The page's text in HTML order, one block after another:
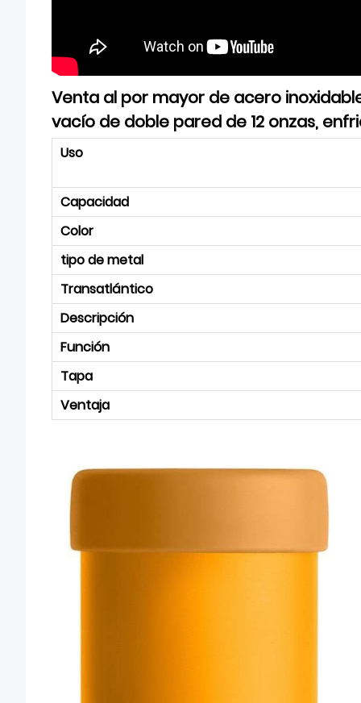
Venta al por mayor de acero
vacío de doble pared de 12 onzas,
Uso
Capacidad
Color
tipo de metal
Transatlántico
Descripción
Función
Tapa
Ventaja